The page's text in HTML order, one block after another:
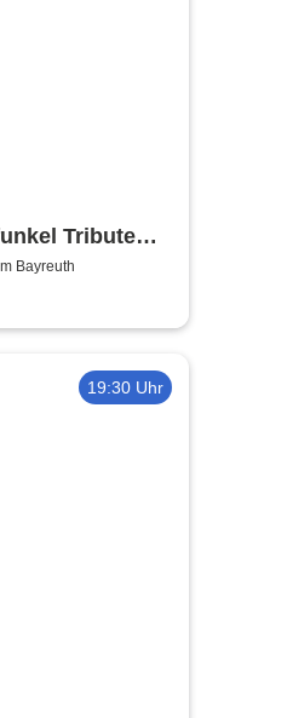
Tribute
- Duo
Bayreuth
19:30 Uhr